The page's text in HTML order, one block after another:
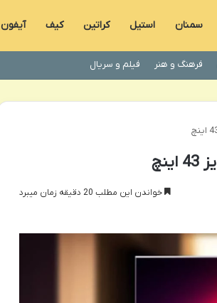
سمنان استیل کراتین کیف آیفون
فرهنگ و هنر فیلم و سریال
خواندن این مطلب 20 دقیقه زمان میبرد